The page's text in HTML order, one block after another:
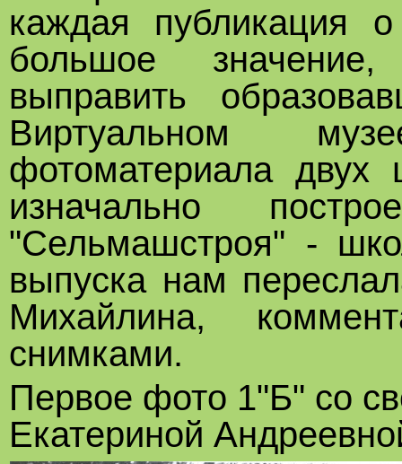
каждая публикация
большое
выправить
Виртуальном
фотоматериала двух
изначально
"Сельмашстроя" -
выпуска нам
Михайлина,
снимками.
Первое фото 1"Б" со
Екатериной